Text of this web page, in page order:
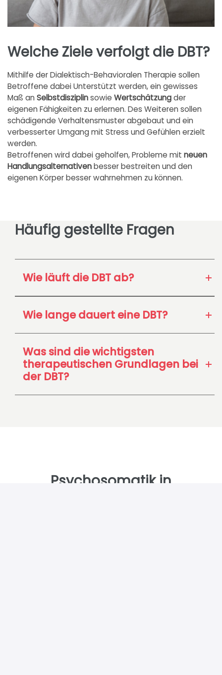
Welche Ziele verfolgt die DBT?
Mithilfe der Dialektisch-Behavioralen Therapie sollen
Betroffene dabei Unterstützt werden, ein gewisses
Maß an Selbstdisziplinsowie Wertschätzungder
eigenen Fähigkeiten zu erlernen. Des Weiteren sollen
schädigende Verhaltensmuster abgebaut und ein
verbesserter Umgang mit Stress und Gefühlen erzielt
werden.
Betroffenen wird dabei geholfen, Probleme mit neuen
Handlungsalternativenbesser bestreiten und den
eigenen Körper besser wahrnehmen zu können.
Häufig gestellte Fragen
Wie läuft die DBT ab?
Wie lange dauert eine DBT?
Was sind die wichtigsten
therapeutischen Grundlagen bei
der DBT?
Psycho­somatik in